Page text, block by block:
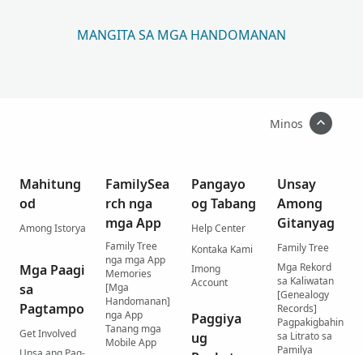
MANGITA SA MGA HANDOMANAN
Minos
Mahitung
od
Among Istorya
Mga Paagi
sa
Pagtampo
Get Involved
FamilySea
rch nga
mga App
Family Tree
nga mga App
Memories
[Mga
Handomanan]
nga App
Tanang mga
Mobile App
Pangayo
og Tabang
Help Center
Kontaka Kami
Imong
Account
Paggiya
ug
Unsay
Among
Gitanyag
Family Tree
Mga Rekord
sa Kaliwatan
[Genealogy
Records]
Pagpakigbahin
sa Litrato sa
Pamilya